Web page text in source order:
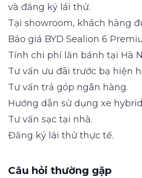
và đăng ký lái thử.
Tại showroom, khách hàng
Báo giá BYD Sealion 6
Tính chi phí lăn bánh tại Hà
Tư vấn ưu đãi trước bạ hiện
Tư vấn trả góp ngân hàng.
Hướng dẫn sử dụng xe
Tư vấn sạc tại nhà.
Đăng ký lái thử thực tế.
Câu hỏi thường gặp